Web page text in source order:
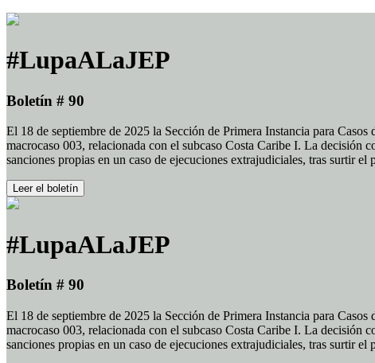
#LupaALaJEP
Boletín # 90
El 18 de septiembre de 2025 la Sección de Primera Instancia para
macrocaso 003, relacionada con el subcaso Costa Caribe I. La
sanciones propias en un caso de ejecuciones extrajudiciales, tras surtir
Leer el boletín
#LupaALaJEP
Boletín # 90
El 18 de septiembre de 2025 la Sección de Primera Instancia para
macrocaso 003, relacionada con el subcaso Costa Caribe I. La
sanciones propias en un caso de ejecuciones extrajudiciales, tras surtir